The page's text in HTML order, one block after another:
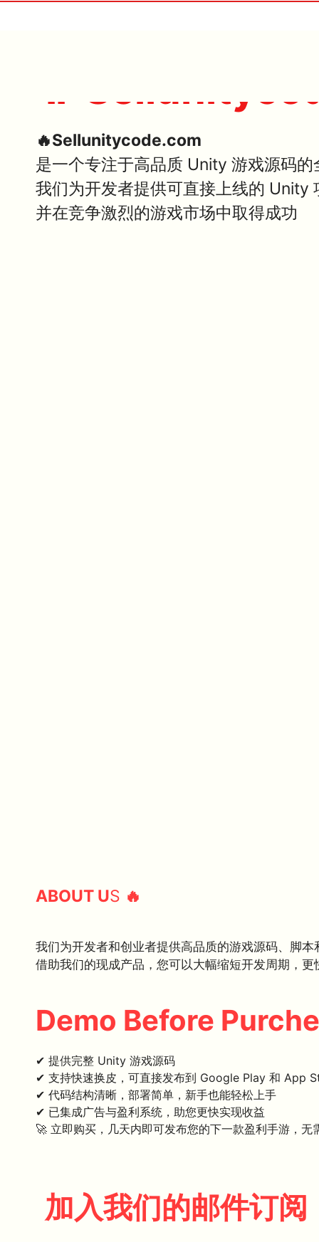
🔥
🔥Sellunitycode.com
是一个专注于高品质 Unity 游戏源码的
我们为开发者提供可直接上线的 Unity
并在竞争激烈的游戏市场中取得成功
ABOUT US 🔥
我们为开发者和创业者提供高品质的游戏源码、脚
借助我们的现成产品，您可以大幅缩短开发周期，
Demo Before
✔ 提供完整 Unity 游戏源码
✔ 支持快速换皮，可直接发布到 Google Play 和 App
✔ 代码结构清晰，部署简单，新手也能轻松上手
✔ 已集成广告与盈利系统，助您更快实现收益
🚀 立即购买，几天内即可发布您的下一款盈利手游，无
加入我们的邮件订阅